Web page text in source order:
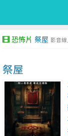
恐怖片 祭屋 影音線
祭屋